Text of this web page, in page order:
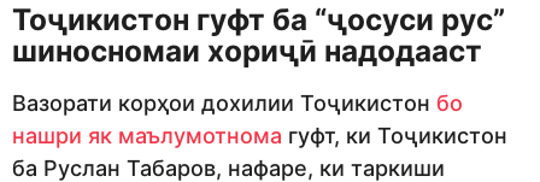
Тоҷикистон гуфт ба “ҷосуси рус”
шиносномаи хориҷӣ надодааст
Вазорати корҳои дохилии Тоҷикистон бо
нашри як маълумотнома гуфт, ки Тоҷикистон
ба Руслан Табаров, нафаре, ки таркиши